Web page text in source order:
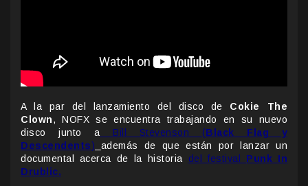
A la par del lanzamiento del disco de Cokie The
Clown, NOFX se encuentra trabajando en su nuevo
disco junto a Bill Stevenson (Black Flag y
Descendents)
además de que están por lanzar un
documental acerca de la historia del festival Punk In
Drublic.